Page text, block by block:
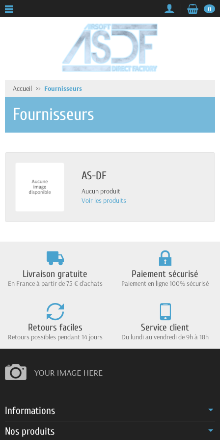
0
Accueil Fournisseurs
Fournisseurs
AS-DF
Aucun produit
Voir les produits
Livraison gratuite
En France à partir de 75 € d'achats
Paiement sécurisé
Paiement en ligne 100% sécurisé
Retours faciles
Retours possibles pendant 14 jours
Service client
Du lundi au vendredi de 9h à 18h
Informations
Nos produits